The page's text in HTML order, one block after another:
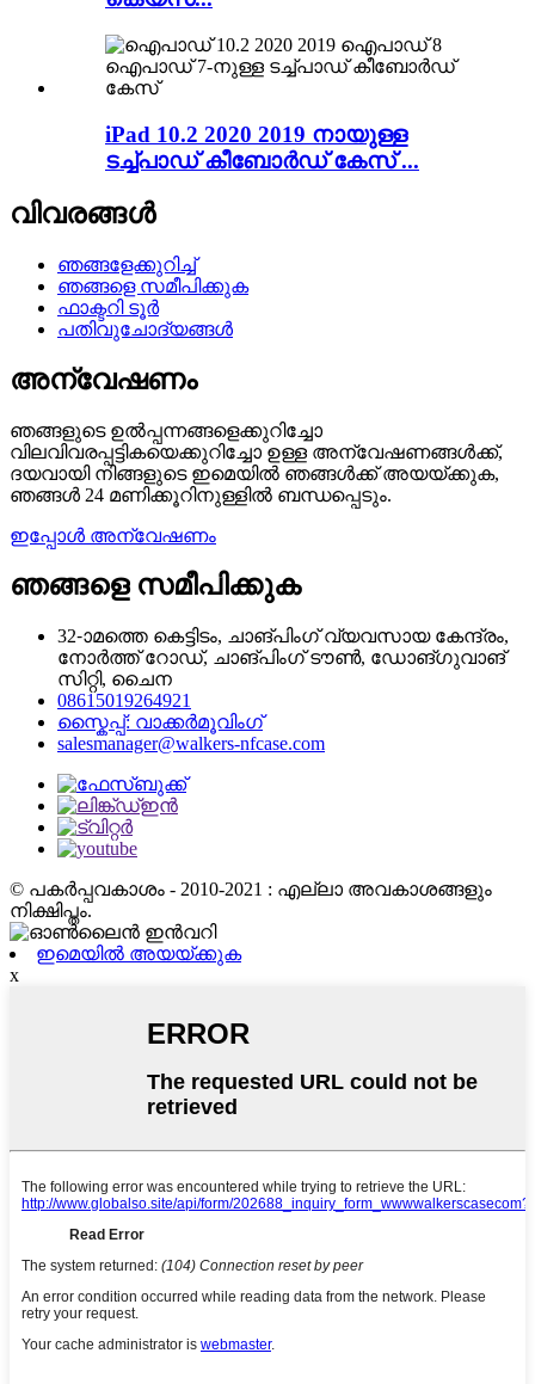
iPad 10.2 2020 2019 നായുള്ള
ടച്ച്പാഡ് കീബോർഡ് കേസ് ...
വിവരങ്ങൾ
ഞങ്ങളേക്കുറിച്ച്
ഞങ്ങളെ സമീപിക്കുക
ഫാക്ടറി ടൂർ
പതിവുചോദ്യങ്ങൾ
അന്വേഷണം
ഞങ്ങളുടെ ഉൽപ്പന്നങ്ങളെക്കുറിച്ചോ
വിലവിവരപ്പട്ടികയെക്കുറിച്ചോ ഉള്ള അന്വേഷണങ്ങൾക്ക്,
ദയവായി നിങ്ങളുടെ ഇമെയിൽ ഞങ്ങൾക്ക് അയയ്ക്കുക,
ഞങ്ങൾ 24 മണിക്കൂറിനുള്ളിൽ ബന്ധപ്പെടും.
ഇപ്പോൾ അന്വേഷണം
ഞങ്ങളെ സമീപിക്കുക
32-ാമത്തെ കെട്ടിടം, ചാങ്‌പിംഗ് വ്യവസായ കേന്ദ്രം,
നോർത്ത് റോഡ്, ചാങ്‌പിംഗ് ടൗൺ, ഡോങ്‌ഗുവാങ്
സിറ്റി, ചൈന
08615019264921
സ്കൈപ്പ്: വാക്കർമൂവിംഗ്
salesmanager@walkers-nfcase.com
© പകർപ്പവകാശം - 2010-2021 : എല്ലാ അവകാശങ്ങളും
നിക്ഷിപ്തം.
ഇമെയിൽ അയയ്ക്കുക
x